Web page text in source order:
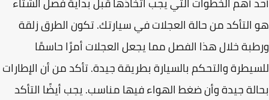
من حالة العجلات في سيارتك. تكون الطرق زلقة
خلال هذا الفصل مما يجعل العجلات أمرًا حاسمًا
والتحكم بالسيارة بطريقة جيدة. تأكد من أن الإطارات
جيدة وأن ضغط الهواء فيها مناسب. يجب أيضًا التأكد